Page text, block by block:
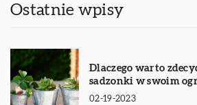
Ostatnie wpisy
Dlaczego warto
sadzonki w swoim
02-19-2023